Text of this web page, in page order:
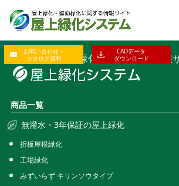
お問い合わせ・
カタログ資料
CADデータ
ダウンロード
屋上緑化・壁面緑化に関する総合情報サ
商品一覧
無灌水・3年保証の屋上緑化
折板屋根緑化
工場緑化
みずいらず キリンソウタイプ